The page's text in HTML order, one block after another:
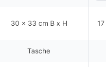
30 x 33 cm B x H 17
Tasche